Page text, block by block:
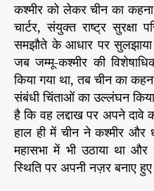
कश्मीर को लेकर चीन का
चार्टर, संयुक्त राष्ट्र सुरक्षा
समझौते के आधार पर सुलझाया
जब जम्मू-कश्मीर की
किया गया था, तब चीन का
संबंधी चिंताओं का उल्लंघन
है कि वह लद्दाख पर अपने दावे
हाल ही में चीन ने कश्मीर और
महासभा में भी उठाया था
स्थिति पर अपनी नज़र बनाए